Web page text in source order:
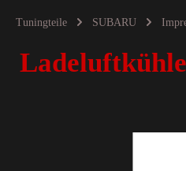
Tuningteile SUBARU